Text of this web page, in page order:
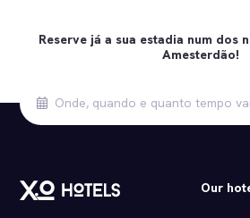
Reserve já a sua estadia num dos
Amesterdão!
Our